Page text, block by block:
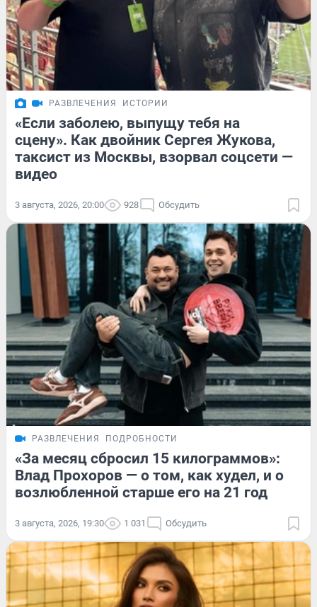
РАЗВЛЕЧЕНИЯ ИСТОРИИ
«Если заболею, выпущу тебя на
сцену». Как двойник Сергея Жукова,
таксист из Москвы, взорвал соцсети —
видео
3 августа, 2026, 20:00 928 Обсудить
РАЗВЛЕЧЕНИЯ ПОДРОБНОСТИ
«За месяц сбросил 15 килограммов»:
Влад Прохоров — о том, как худел, и о
возлюбленной старше его на 21 год
3 августа, 2026, 19:30 1 031 Обсудить